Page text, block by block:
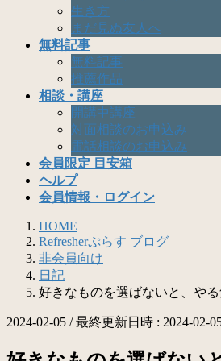
生き方
まだ見ぬ友人へ
無料記事
無料記事
推薦作品
相談・講座
開講中講座
対面相談のお申込み
電話相談のお申込み
会員限定 目安箱
ヘルプ
会員情報・ログイン
HOME
Refresherぷらす ブログ
非会員向け
日記
好きなものを選ばないと、や
2024-02-05 / 最終更新日時 : 2024-02-